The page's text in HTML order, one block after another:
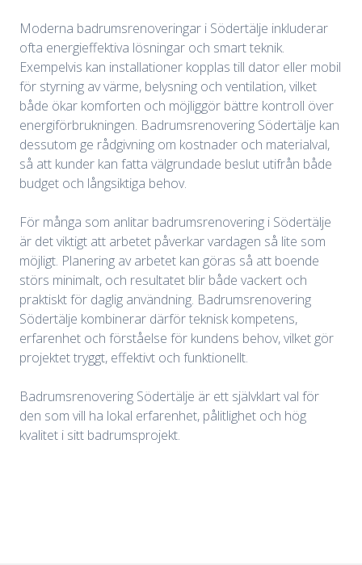
Moderna badrumsrenoveringar i Södertälje inkluderar
ofta energieffektiva lösningar och smart teknik.
Exempelvis kan installationer kopplas till dator eller mobil
för styrning av värme, belysning och ventilation, vilket
både ökar komforten och möjliggör bättre kontroll över
energiförbrukningen. Badrumsrenovering Södertälje kan
dessutom ge rådgivning om kostnader och materialval,
så att kunder kan fatta välgrundade beslut utifrån både
budget och långsiktiga behov.
För många som anlitar badrumsrenovering i Södertälje
är det viktigt att arbetet påverkar vardagen så lite som
möjligt. Planering av arbetet kan göras så att boende
störs minimalt, och resultatet blir både vackert och
praktiskt för daglig användning. Badrumsrenovering
Södertälje kombinerar därför teknisk kompetens,
erfarenhet och förståelse för kundens behov, vilket gör
projektet tryggt, effektivt och funktionellt.
Badrumsrenovering Södertälje är ett självklart val för
den som vill ha lokal erfarenhet, pålitlighet och hög
kvalitet i sitt badrumsprojekt.